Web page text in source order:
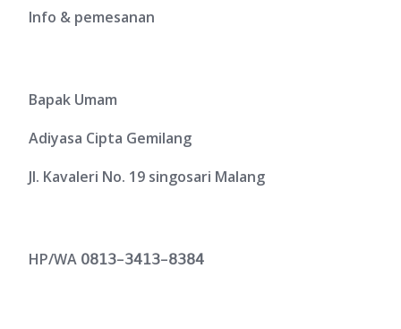
Info & pemesanan
Bapak Umam
Adiyasa Cipta Gemilang
Jl. Kavaleri No. 19 singosari Malang
HP/WA 𝟢𝟪𝟣𝟥–𝟥𝟦𝟣𝟥–𝟪𝟥𝟪𝟦